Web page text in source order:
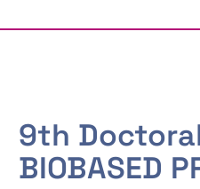
9th Doctoral
BIOBASED